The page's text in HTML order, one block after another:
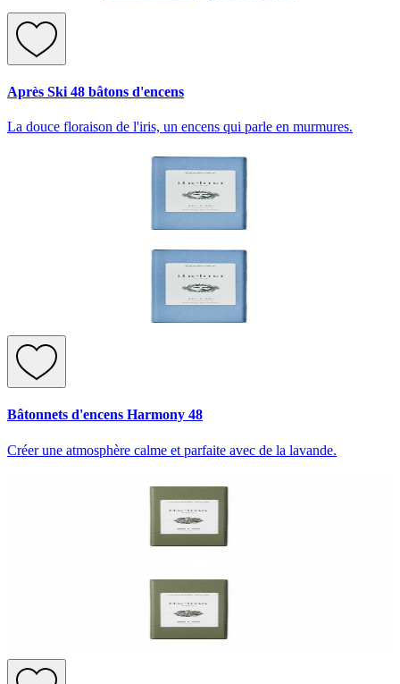
Après Ski 48 bâtons d'encens
La douce floraison de l'iris, un encens qui parle en murmures.
Bâtonnets d'encens Harmony 48
Créer une atmosphère calme et parfaite avec de la lavande.